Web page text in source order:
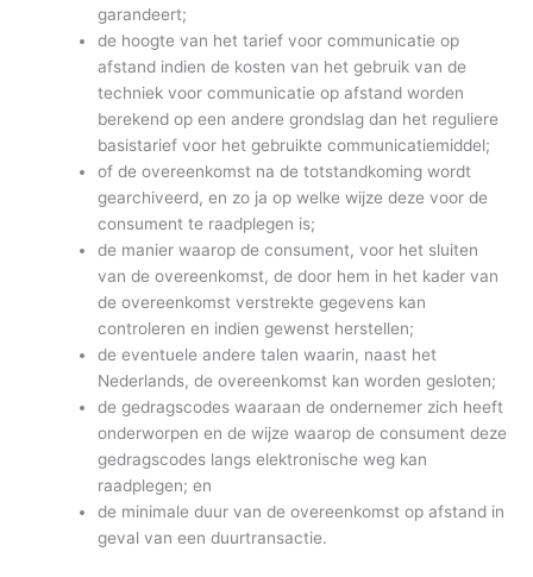
garandeert;
de hoogte van het tarief voor communicatie op
afstand indien de kosten van het gebruik van de
techniek voor communicatie op afstand worden
berekend op een andere grondslag dan het reguliere
basistarief voor het gebruikte communicatiemiddel;
of de overeenkomst na de totstandkoming wordt
gearchiveerd, en zo ja op welke wijze deze voor de
consument te raadplegen is;
de manier waarop de consument, voor het sluiten
van de overeenkomst, de door hem in het kader van
de overeenkomst verstrekte gegevens kan
controleren en indien gewenst herstellen;
de eventuele andere talen waarin, naast het
Nederlands, de overeenkomst kan worden gesloten;
de gedragscodes waaraan de ondernemer zich heeft
onderworpen en de wijze waarop de consument deze
gedragscodes langs elektronische weg kan
raadplegen; en
de minimale duur van de overeenkomst op afstand in
geval van een duurtransactie.